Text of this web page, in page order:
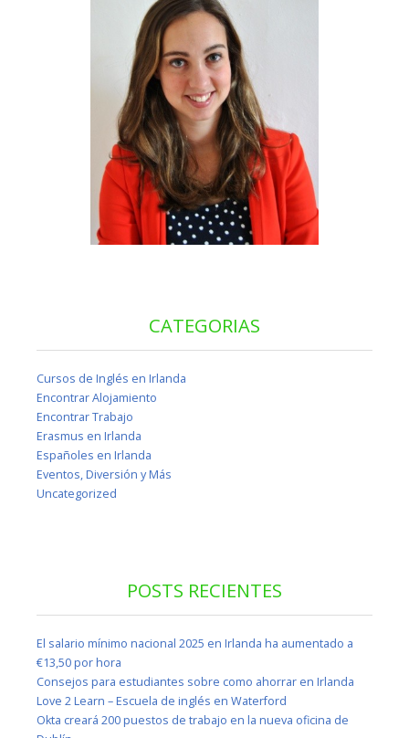
CATEGORIAS
Cursos de Inglés en Irlanda
Encontrar Alojamiento
Encontrar Trabajo
Erasmus en Irlanda
Españoles en Irlanda
Eventos, Diversión y Más
Uncategorized
POSTS RECIENTES
El salario mínimo nacional 2025 en Irlanda ha aumentado a
€13,50 por hora
Consejos para estudiantes sobre como ahorrar en Irlanda
Love 2 Learn – Escuela de inglés en Waterford
Okta creará 200 puestos de trabajo en la nueva oficina de